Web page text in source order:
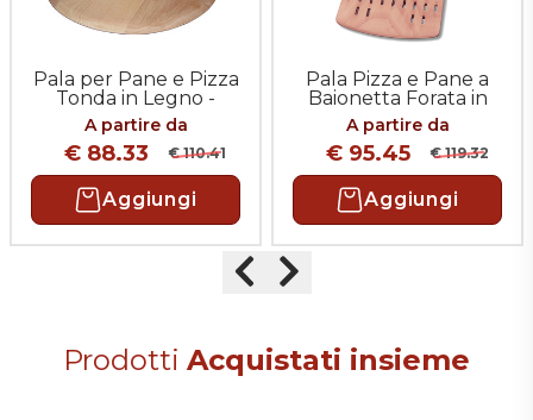
Pala per Pane e Pizza
Tonda in Legno -
Innesto a Baionetta
(solo testa)
A partire da
€ 88.33 € 110.41
Aggiungi
Pala Pizza e Pane a
Baionetta Forata in
Multistrato (solo testa)
A partire da
€ 95.45 € 119.32
Aggiungi
Prodotti Acquistati insieme